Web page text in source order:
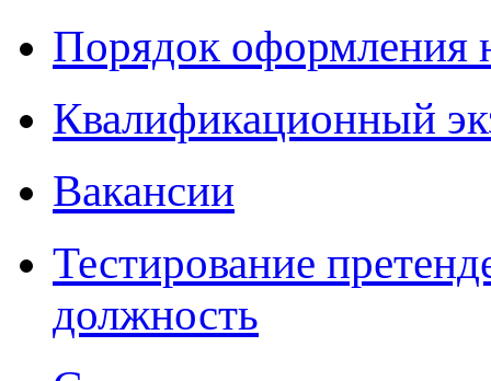
Порядок оформления
Квалификационный
Вакансии
Тестирование
должность